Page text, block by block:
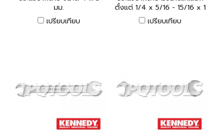
มม.
เปรียบเทียบ
ตั้งแต่ 1/4 x 5/16 - 15/16 x 1
เปรียบเทียบ